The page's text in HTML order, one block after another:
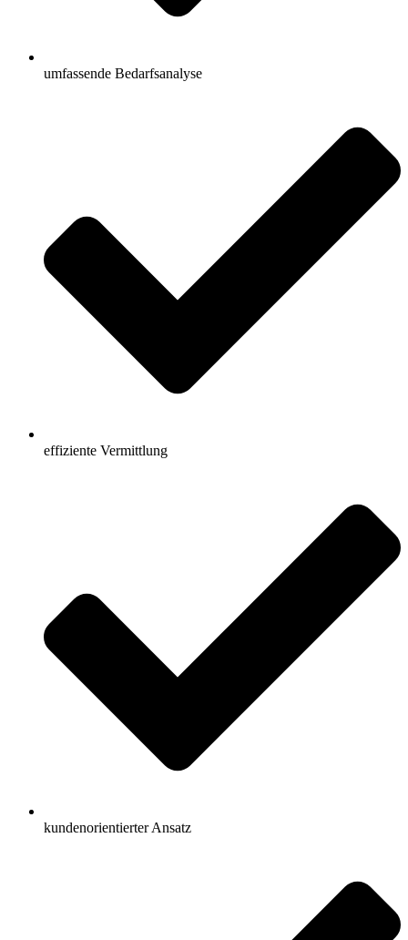
umfassende Bedarfsanalyse
effiziente Vermittlung
kundenorientierter Ansatz